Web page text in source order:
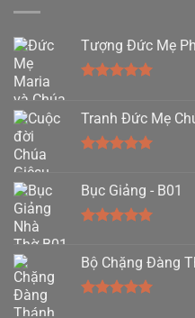
Tượng Đức Mẹ
5 sao
Tranh Đức Mẹ
5 sao
Bục Giảng - B01
5 sao
Bộ Chặng Đàng